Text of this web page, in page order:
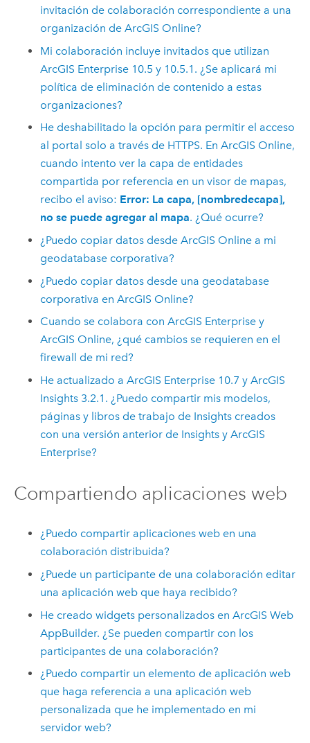
invitación de colaboración correspondiente a una
organización deArcGIS Online?
Mi colaboración incluye invitados que utilizan
ArcGIS Enterprise 10.5 y 10.5.1 . ¿Se aplicará mi
política de eliminación de contenido a estas
organizaciones?
He deshabilitado la opción para permitir el acceso
al portal solo a través de HTTPS. EnArcGIS Online,
cuando intento ver la capa de entidades
compartida por referencia en un visor de mapas,
recibo el aviso: Error: La capa, [nombredecapa],
no se puede agregar al mapa. ¿Qué ocurre?
¿Puedo copiar datos desdeArcGIS Online a mi
geodatabase corporativa?
¿Puedo copiar datos desde una geodatabase
corporativa enArcGIS Online?
Cuando se colabora conArcGIS Enterprise y
ArcGIS Online, ¿qué cambios se requieren en el
firewall de mi red?
He actualizado aArcGIS Enterprise 10.7 yArcGIS
Insights 3.2.1. ¿Puedo compartir mis modelos,
páginas y libros de trabajo de Insights creados
con una versión anterior de Insights yArcGIS
Enterprise?
Compartiendo aplicaciones web
¿Puedo compartir aplicaciones web en una
colaboración distribuida?
¿Puede un participante de una colaboración editar
una aplicación web que haya recibido?
He creado widgets personalizados enArcGIS Web
AppBuilder. ¿Se pueden compartir con los
participantes de una colaboración?
¿Puedo compartir un elemento de aplicación web
que haga referencia a una aplicación web
personalizada que he implementado en mi
servidor web?